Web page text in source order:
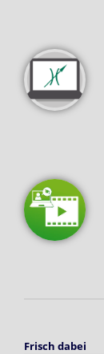
Frisch dabei